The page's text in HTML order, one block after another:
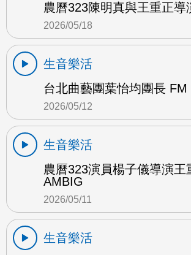
農曆323陳明真與王重正導
2026/05/18
生音樂活
台北曲藝團葉怡均團長 FM
2026/05/12
生音樂活
農曆323演員楊子儀導演王
AMBIG
2026/05/11
生音樂活